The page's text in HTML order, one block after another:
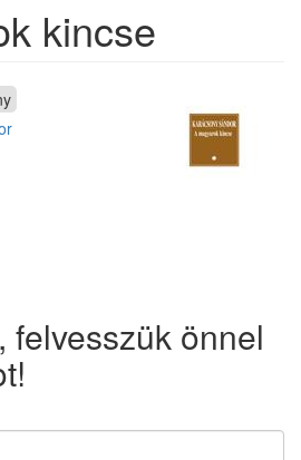
kincse
felvesszük önnel